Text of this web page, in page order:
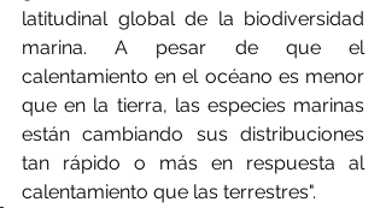
latitudinal global de la biodiversidad
marina. A pesar de que el
calentamiento en el océano es menor
que en la tierra, las especies marinas
están cambiando sus distribuciones
tan rápido o más en respuesta al
calentamiento que las terrestres".